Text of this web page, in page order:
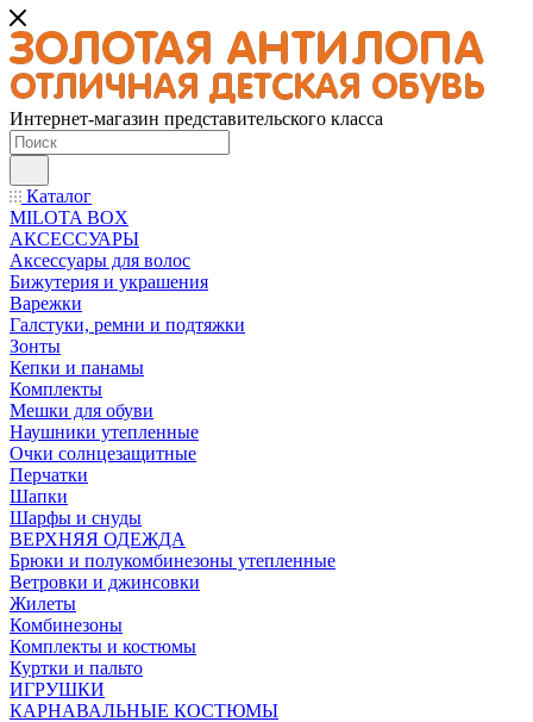
Интернет-магазин представительского класса
Каталог
MILOTA BOX
АКСЕССУАРЫ
Аксессуары для волос
Бижутерия и украшения
Варежки
Галстуки, ремни и подтяжки
Зонты
Кепки и панамы
Комплекты
Мешки для обуви
Наушники утепленные
Очки солнцезащитные
Перчатки
Шапки
Шарфы и снуды
ВЕРХНЯЯ ОДЕЖДА
Брюки и полукомбинезоны утепленные
Ветровки и джинсовки
Жилеты
Комбинезоны
Комплекты и костюмы
Куртки и пальто
ИГРУШКИ
КАРНАВАЛЬНЫЕ КОСТЮМЫ